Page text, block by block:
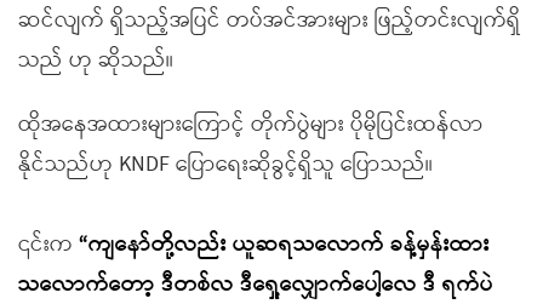
ဆင်လျက် ရှိသည့်အပြင် တပ်အင်အားများ ဖြည့်တင်းလျက်ရှိ
သည် ဟု ဆိုသည်။
ထိုအနေအထားများကြောင့် တိုက်ပွဲများ ပိုမိုပြင်းထန်လာ
နိုင်သည်ဟု KNDF ပြောရေးဆိုခွင့်ရှိသူ ပြောသည်။
၎င်းက “ကျနော်တို့လည်း ယူဆရသလောက် ခန့်မှန်းထား
သလောက်တော့ ဒီတစ်လ ဒီရှေ့လျှောက်ပေါ့လေ ဒီ ရက်ပဲ